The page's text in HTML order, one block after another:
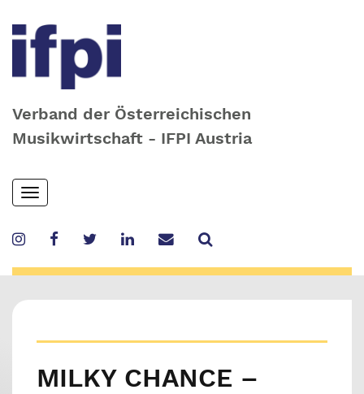
Verband der Österreichischen
Musikwirtschaft - IFPI Austria
Skip
to
content
Toggle
navigation
MILKY CHANCE –